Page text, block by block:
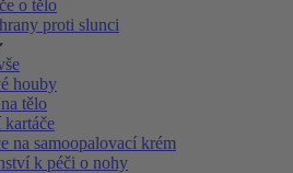
o tělo
proti slunci
houby
tělo
kartáče
na samoopalovací krém
k péči o nohy